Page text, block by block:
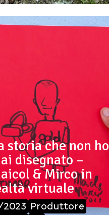
storia che non ho
disegnato –
& Mirco in
virtuale
Produttore